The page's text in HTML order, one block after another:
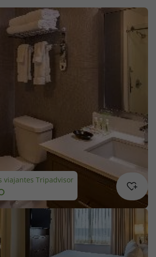
viajantes Tripadvisor